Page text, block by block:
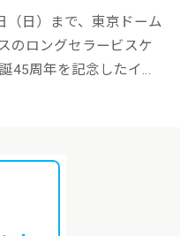
（日）まで、東京ドーム
のロングセラービスケ
45周年を記念したイベ
が開催中。多彩なコンテ